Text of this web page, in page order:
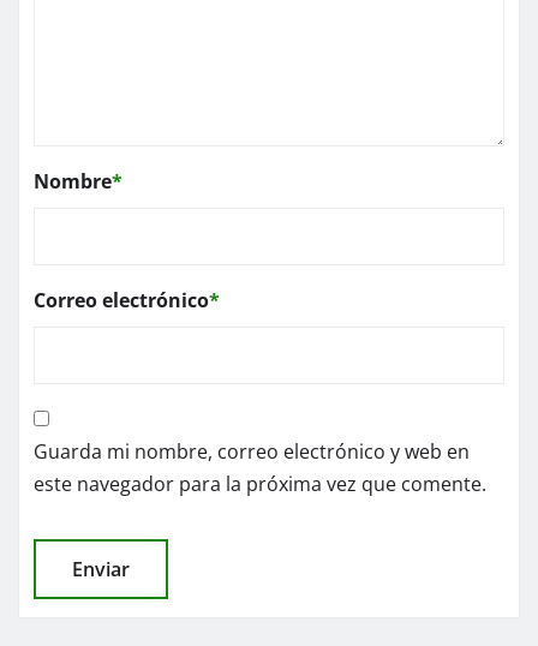
Nombre*
Correo electrónico*
Guarda mi nombre, correo electrónico y web en
este navegador para la próxima vez que comente.